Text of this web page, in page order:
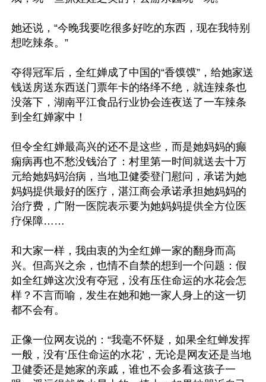
她还说，“今晚我要吃很多好吃的东西，现在我特别
想吃辣条。”
夺得冠军后，全红婵成了中国的“香馍馍”，给她家送
钱送房送东西送门票年卡的络绎不绝，就连辣条也
没落下，湖南平江食品行业协会连夜送了一车辣条
到全红婵家中！
但令全红婵最高兴的还不是这些，而是她妈妈的癫
痫病再也不愁没钱治了：村里第一时间就送去十万
元给她妈妈治病，当地卫健委登门慰问，承诺为她
妈妈提供最好的医疗，湛江商会承诺承担她妈妈的
治疗费，广附一医院表示要为她妈妈提供全方位医
疗保障……
和大家一样，我由衷的为全红婵一家的翻身而高
兴。但高兴之余，也情不自禁的想到一个问题：假
如全红婵这次没有夺冠，没有压住命运的水花会怎
样？不言而喻，发生在她和她一家人身上的这一切
都不会有。
正像一位网友说的：“我毫不怀疑，如果全红蝉发挥
一般，没有‘压住命运的水花’，无论是网友还是当地
卫健委还是她家的亲戚，谁也不会多看这孩子一